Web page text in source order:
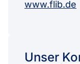
www.flib.de
Unser